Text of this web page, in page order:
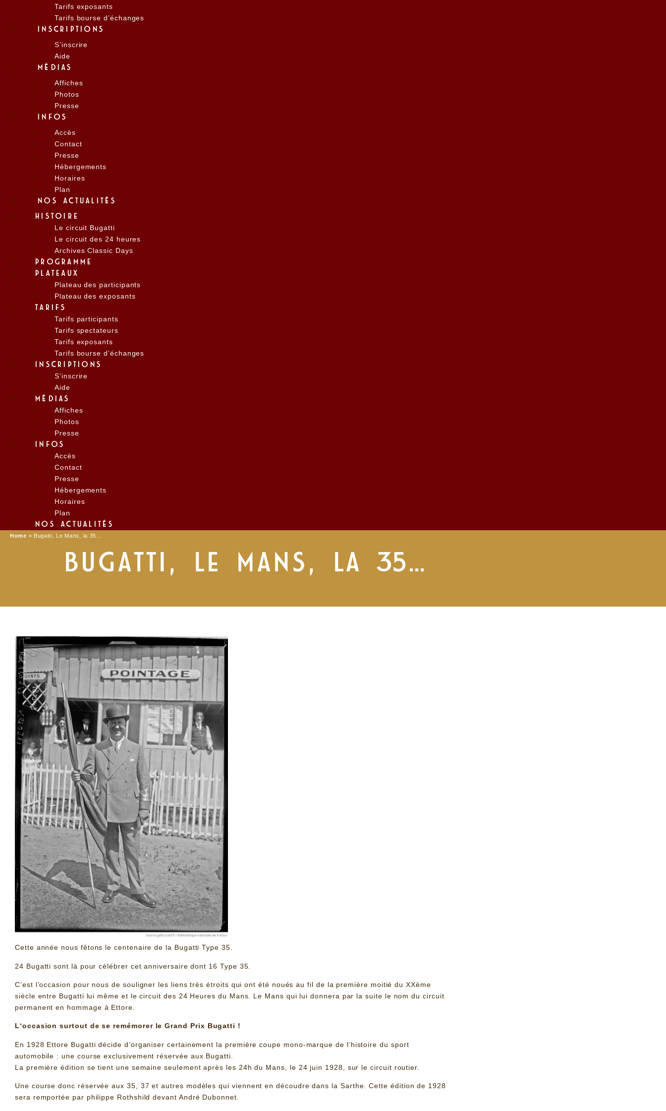
Tarifs exposants
Tarifs bourse d’échanges
INSCRIPTIONS
S’inscrire
Aide
MÉDIAS
Affiches
Photos
Presse
INFOS
Accès
Contact
Presse
Hébergements
Horaires
Plan
NOS ACTUALITÉS
HISTOIRE
Le circuit Bugatti
Le circuit des 24 heures
Archives Classic Days
PROGRAMME
PLATEAUX
Plateau des participants
Plateau des exposants
TARIFS
Tarifs participants
Tarifs spectateurs
Tarifs exposants
Tarifs bourse d’échanges
INSCRIPTIONS
S’inscrire
Aide
MÉDIAS
Affiches
Photos
Presse
INFOS
Accès
Contact
Presse
Hébergements
Horaires
Plan
NOS ACTUALITÉS
Home » Bugatti, Le Mans, la 35…
BUGATTI, LE MANS, LA 35…
Cette année nous fêtons le centenaire de la Bugatti Type 35.
24 Bugatti sont là pour célébrer cet anniversaire dont 16 Type 35.
C’est l’occasion pour nous de souligner les liens très étroits qui ont été noués au fil de la première moitié du XXème
siècle entre Bugatti lui même et le circuit des 24 Heures du Mans. Le Mans qui lui donnera par la suite le nom du circuit
permanent en hommage à Ettore.
L‘occasion surtout de se remémorer le Grand Prix Bugatti !
En 1928 Ettore Bugatti décide d’organiser certainement la première coupe mono-marque de l’histoire du sport
automobile : une course exclusivement réservée aux Bugatti.
La première édition se tient une semaine seulement après les 24h du Mans, le 24 juin 1928, sur le circuit routier.
Une course donc réservée aux 35, 37 et autres modèles qui viennent en découdre dans la Sarthe. Cette édition de 1928
sera remportée par philippe Rothshild devant André Dubonnet.